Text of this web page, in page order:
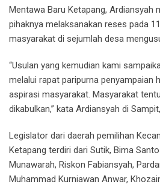
Mentawa Baru Ketapang, Ardiansyah
pihaknya melaksanakan reses pada
masyarakat di sejumlah desa
“Usulan yang kemudian kami
melalui rapat paripurna penyampaian
aspirasi masyarakat. Masyarakat
dikabulkan,” kata Ardiansyah di
Legislator dari daerah pemilihan
Ketapang terdiri dari Sutik, Bima
Munawarah, Riskon Fabiansyah,
Muhammad Kurniawan Anwar,